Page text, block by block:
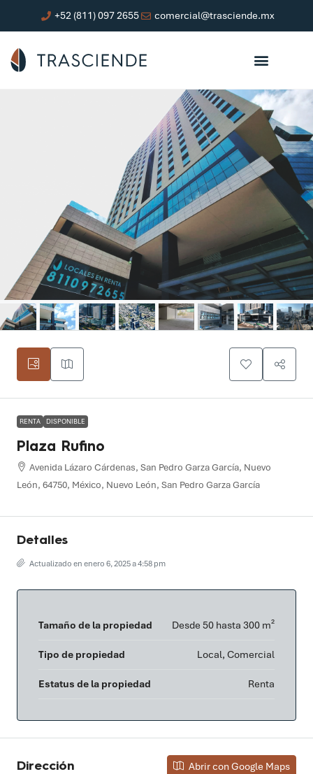
+52 (811) 097 2655 comercial@trasciende.mx
RENTA DISPONIBLE
Plaza Rufino
Avenida Lázaro Cárdenas, San Pedro Garza García, Nuevo
León, 64750, México, Nuevo León, San Pedro Garza García
Detalles
Actualizado en enero 6, 2025 a 4:58 pm
Tamaño de la propiedad Desde 50 hasta 300 m²
Tipo de propiedad Local, Comercial
Estatus de la propiedad Renta
Dirección Abrir con Google Maps